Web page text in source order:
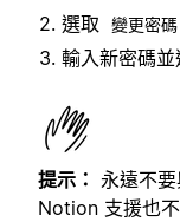
選取
變更密碼
輸入新密碼並
提示： 永遠不
Notion 支援也